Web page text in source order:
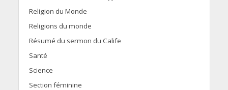
Religion du Monde
Religions du monde
Résumé du sermon du Calife
Santé
Science
Section féminine